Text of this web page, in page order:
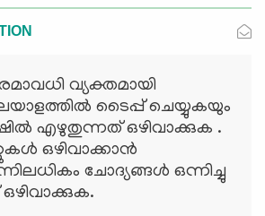
വ്യക്തമായി
ടൈപ്പ് ചെയ്യുകയും
എഴുതുന്നത് ഒഴിവാക്കുക .
ഒഴിവാക്കാന്‍
ചോദ്യങ്ങള്‍ ഒന്നിച്ചു